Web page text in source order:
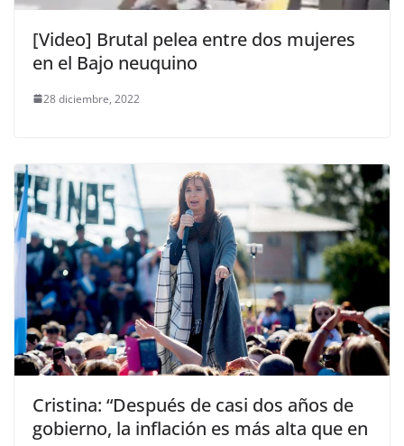
[Video] Brutal pelea entre dos mujeres
en el Bajo neuquino
28 diciembre, 2022
Cristina: “Después de casi dos años de
gobierno, la inflación es más alta que en